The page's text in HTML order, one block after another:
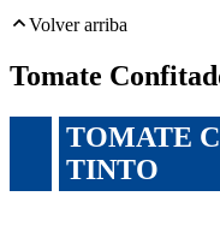
Volver arriba
Tomate
TOMATE
TINTO